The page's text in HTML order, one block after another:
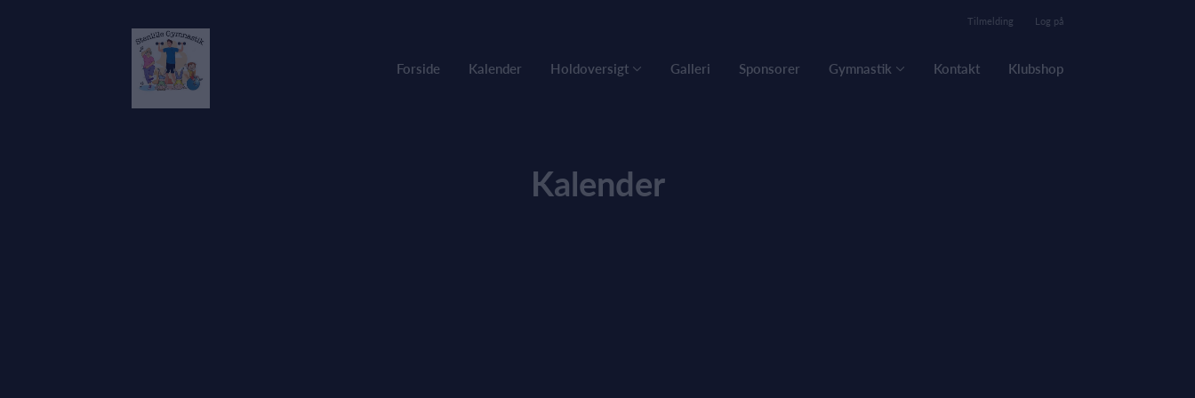
Tilmelding Log på
Forside Kalender Holdoversigt Galleri Sponsorer Gymnastik Kontakt Klubshop
Kalender